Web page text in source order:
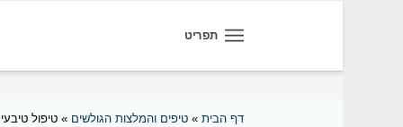
תפריט
דף הבית» טיפים והמלצות הגולשים » טיפול טיבעי